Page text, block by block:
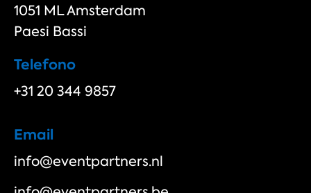
1051 ML Amsterdam
Paesi Bassi
Telefono
+31 20 344 9857
Email
info@eventpartners.nl